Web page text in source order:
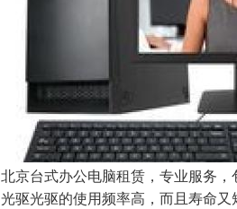
北京台式办公电脑租赁，专业服务，
光驱光驱的使用频率高，而且寿命